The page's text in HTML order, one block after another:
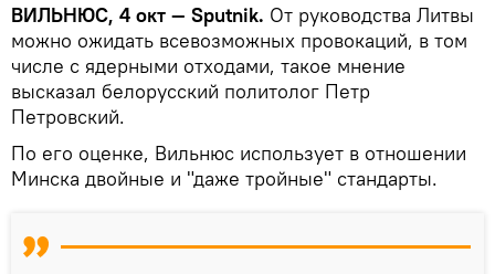
ВИЛЬНЮС, 4 окт — Sputnik. От руководства Литвы
можно ожидать всевозможных провокаций, в том
числе с ядерными отходами, такое мнение
высказал белорусский политолог Петр
Петровский.
По его оценке, Вильнюс использует в отношении
Минска двойные и "даже тройные" стандарты.